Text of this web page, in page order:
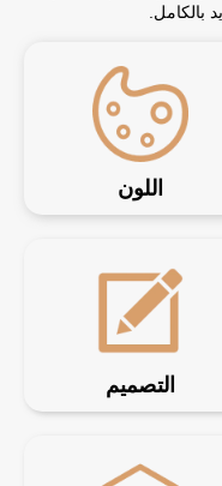
بالكامل.
اللون
التصميم